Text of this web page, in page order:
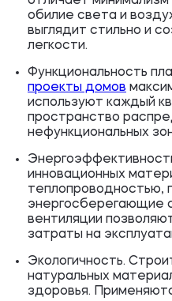
обилие света и
выглядит стильно и
легкости.
Функциональность
проекты домов
используют каждый
пространство
нефункциональных
инновационных
теплопроводностью,
энергосберегающие
вентиляции
затраты на
Экологичность.
натуральных
здоровья.